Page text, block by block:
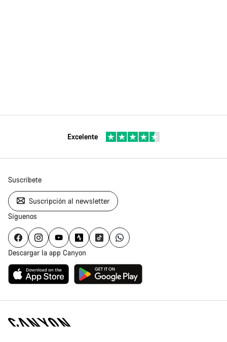
Excelente
Suscríbete
Suscripción al newsletter
Síguenos
Descargar la app Canyon